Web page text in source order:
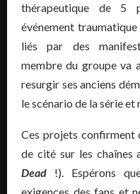
thérapeutique de 5
événement traumatique
liés par des
membre du groupe va
resurgir ses anciens
le scénario de la série
Ces projets confirment
de cité sur les chaînes
Dead !). Espérons